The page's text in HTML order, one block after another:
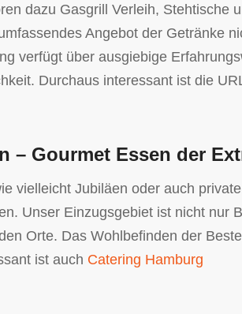
dazu Gasgrill Verleih, Stehtische
Angebot der Getränke
verfügt über ausgiebige
Durchaus interessant ist die
– Gourmet Essen der
vielleicht Jubiläen oder auch
Unser Einzugsgebiet ist nicht nur
Orte. Das Wohlbefinden der
ist auch Catering Hamburg